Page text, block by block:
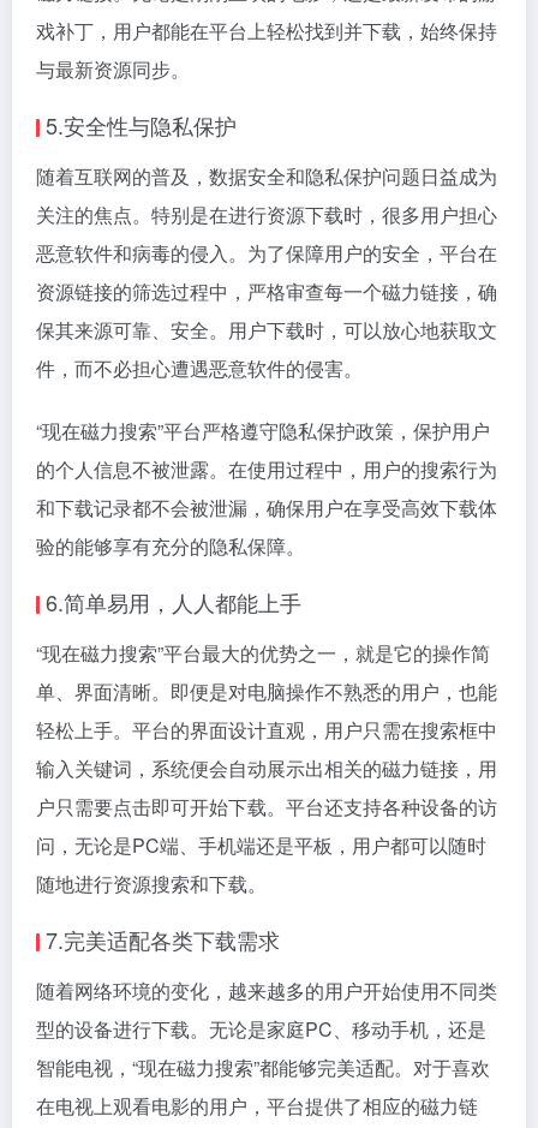
戏补丁，用户都能在平台上轻松找到并下载，始终保持
与最新资源同步。
5.安全性与隐私保护
随着互联网的普及，数据安全和隐私保护问题日益成为
关注的焦点。特别是在进行资源下载时，很多用户担心
恶意软件和病毒的侵入。为了保障用户的安全，平台在
资源链接的筛选过程中，严格审查每一个磁力链接，确
保其来源可靠、安全。用户下载时，可以放心地获取文
件，而不必担心遭遇恶意软件的侵害。
“现在磁力搜索”平台严格遵守隐私保护政策，保护用户
的个人信息不被泄露。在使用过程中，用户的搜索行为
和下载记录都不会被泄漏，确保用户在享受高效下载体
验的能够享有充分的隐私保障。
6.简单易用，人人都能上手
“现在磁力搜索”平台最大的优势之一，就是它的操作简
单、界面清晰。即便是对电脑操作不熟悉的用户，也能
轻松上手。平台的界面设计直观，用户只需在搜索框中
输入关键词，系统便会自动展示出相关的磁力链接，用
户只需要点击即可开始下载。平台还支持各种设备的访
问，无论是PC端、手机端还是平板，用户都可以随时
随地进行资源搜索和下载。
7.完美适配各类下载需求
随着网络环境的变化，越来越多的用户开始使用不同类
型的设备进行下载。无论是家庭PC、移动手机，还是
智能电视，“现在磁力搜索”都能够完美适配。对于喜欢
在电视上观看电影的用户，平台提供了相应的磁力链